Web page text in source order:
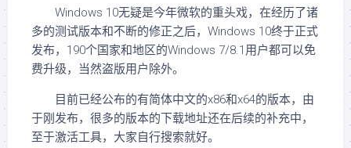
Windows 10无疑是今年微软的重头戏，在经历了诸
多的测试版本和不断的修正之后，Windows 10终于正式
发布，190个国家和地区的Windows 7/8.1用户都可以免
费升级，当然盗版用户除外。
目前已经公布的有简体中文的x86和x64的版本，由
于刚发布，很多的版本的下载地址还在后续的补充中，
至于激活工具，大家自行搜索就好。